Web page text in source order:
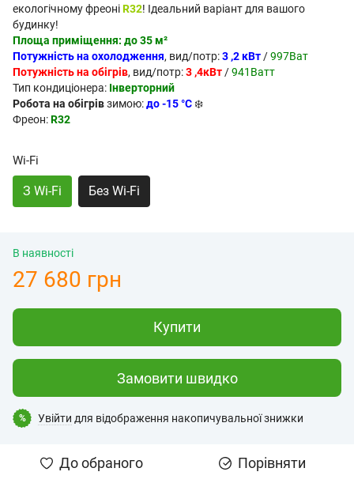
екологічному фреоніR32! Ідеальний варіант для вашого
будинку!
Площа приміщення: до 35 м²
Потужність на охолодження, вид/потр:3 ,2 кВт /997Ват
Потужність на обігрів, вид/потр:3 ,4кВт /941Ватт
Тип кондиціонера: Інверторний
Робота на обігрівзимою:до -15 °C ❄️
Фреон:R32
Wi-Fi
З Wi-Fi Без Wi-Fi
В наявності
27 680 грн
Купити
Замовити швидко
% Увійти для відображення накопичувальної знижки
До обраного Порівняти